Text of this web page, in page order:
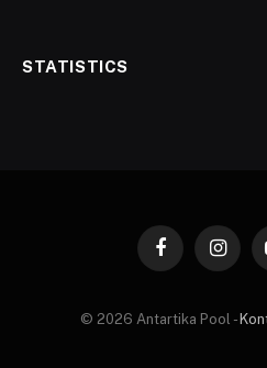
STATISTICS
Facebook
© 2026 Antartika Pool -